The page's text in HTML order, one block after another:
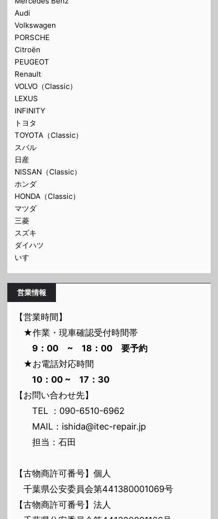
Audi
Volkswagen
PORSCHE
Citroën
PEUGEOT
Renault
VOLVO（Classic）
LEXUS
INFINITY
トヨタ
TOYOTA（Classic）
スバル
日産
NISSAN（Classic）
ホンダ
HONDA（Classic）
マツダ
三菱
スズキ
ダイハツ
いすゞ
営業情報
【営業時間】
★作業・現車確認受付時間帯
9：00 ~ 18：00 要予約
★お電話対応時間
10：00 ~ 17：30
【お問い合わせ先】
TEL ：090-6510-6962
MAIL：ishida@itec-repair.jp
担当：石田
【古物商許可番号】個人
千葉県公安委員会第441380001069号
【古物商許可番号】法人